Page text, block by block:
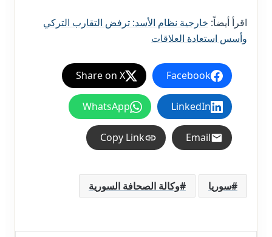
اقرأ أيضاً: خارجية نظام الأسد: ترفض التقارب التركي
وأسس استعادة العلاقات
Facebook
Share on X
LinkedIn
WhatsApp
Email
Copy Link
سوريا وكالة الصحافة السورية